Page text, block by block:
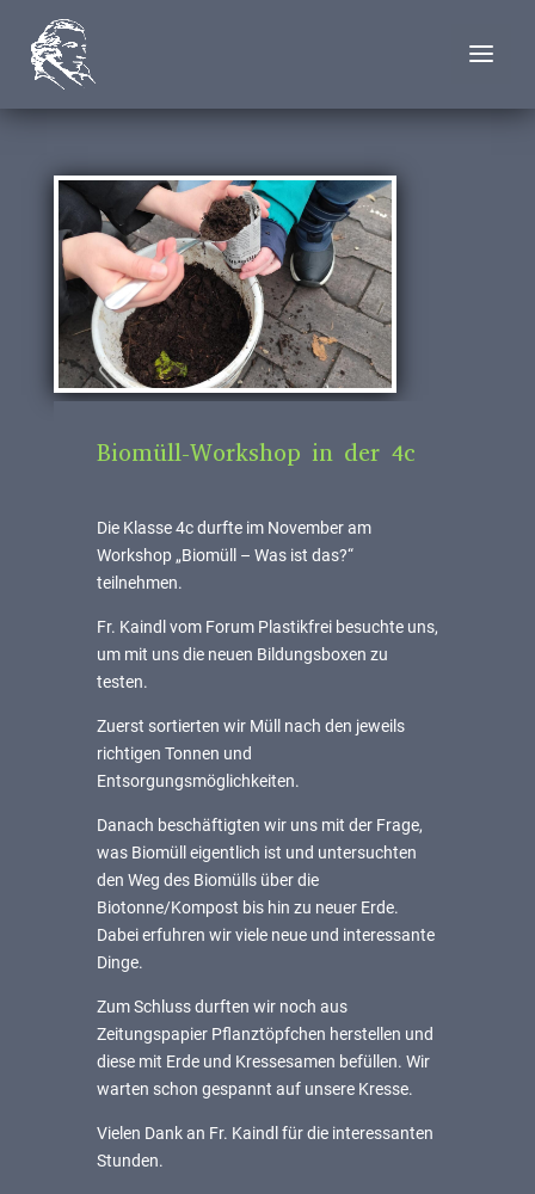
Biomüll-Workshop in der 4c
Die Klasse 4c durfte im November am
Workshop „Biomüll – Was ist das?“
teilnehmen.
Fr. Kaindl vom Forum Plastikfrei besuchte uns,
um mit uns die neuen Bildungsboxen zu
testen.
Zuerst sortierten wir Müll nach den jeweils
richtigen Tonnen und
Entsorgungsmöglichkeiten.
Danach beschäftigten wir uns mit der Frage,
was Biomüll eigentlich ist und untersuchten
den Weg des Biomülls über die
Biotonne/Kompost bis hin zu neuer Erde.
Dabei erfuhren wir viele neue und interessante
Dinge.
Zum Schluss durften wir noch aus
Zeitungspapier Pflanztöpfchen herstellen und
diese mit Erde und Kressesamen befüllen. Wir
warten schon gespannt auf unsere Kresse.
Vielen Dank an Fr. Kaindl für die interessanten
Stunden.